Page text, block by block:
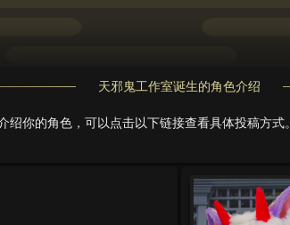
天邪鬼工作室诞生的角色介绍
你的角色，可以点击以下链接查看具体投稿方式。